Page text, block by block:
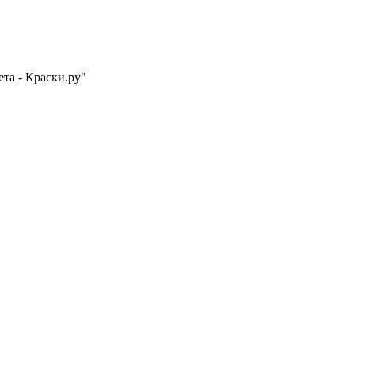
- Краски.ру"